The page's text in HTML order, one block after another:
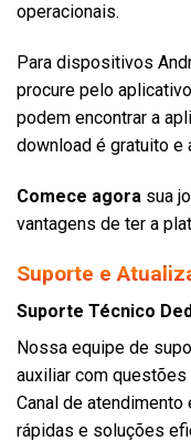
operacionais.
Para dispositivos
procure pelo
podem encontrar a
download é gratuito e
Comece agora sua
vantagens de ter a
Suporte e
Suporte Técnico
Nossa equipe de
auxiliar com
Canal de
rápidas e soluções